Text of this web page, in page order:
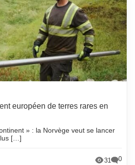
européen de terres rares en
» : la Norvège veut se lancer
[…]
31 0